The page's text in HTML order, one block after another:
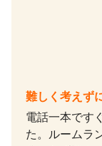
難しく考えず
電話一本です
た。ルームラ